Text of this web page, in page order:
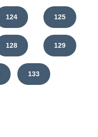
124 125
128 129
133